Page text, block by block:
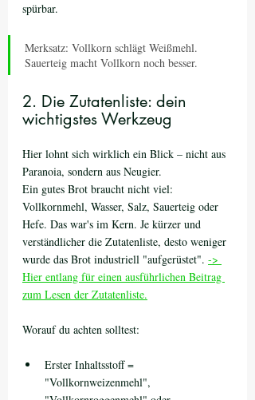
spürbar.
Merksatz: Vollkorn schlägt Weißmehl.
Sauerteig macht Vollkorn noch besser.
2. Die Zutatenliste: dein
wichtigstes Werkzeug
Hier lohnt sich wirklich ein Blick – nicht aus
Paranoia, sondern aus Neugier.
Ein gutes Brot braucht nicht viel:
Vollkornmehl, Wasser, Salz, Sauerteig oder
Hefe. Das war's im Kern. Je kürzer und
verständlicher die Zutatenliste, desto weniger
wurde das Brot industriell "aufgerüstet". ->
Hier entlang für einen ausführlichen Beitrag
zum Lesen der Zutatenliste.
Worauf du achten solltest:
Erster Inhaltsstoff =
"Vollkornweizenmehl",